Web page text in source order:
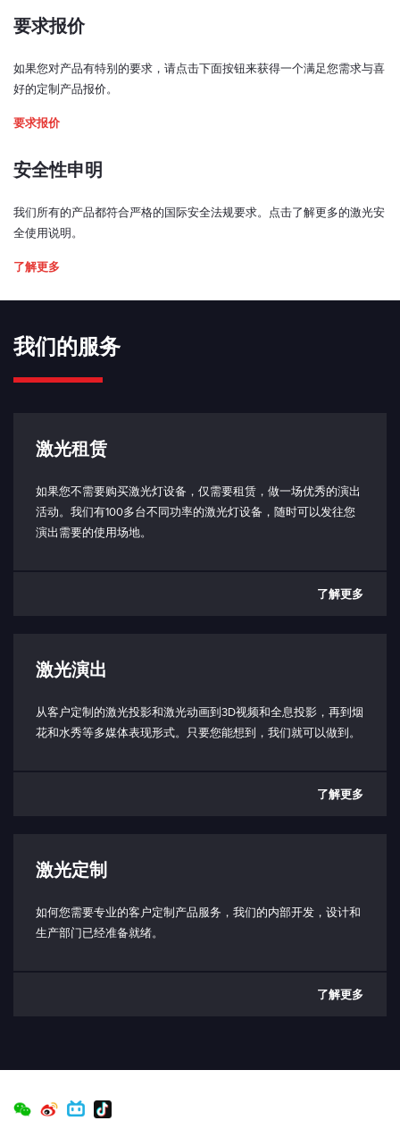
要求报价
如果您对产品有特别的要求，请点击下面按钮来获得一个满足您需求与喜
好的定制产品报价。
要求报价
安全性申明
我们所有的产品都符合严格的国际安全法规要求。点击了解更多的激光安
全使用说明。
了解更多
我们的服务
激光租赁
如果您不需要购买激光灯设备，仅需要租赁，做一场优秀的演出
活动。我们有100多台不同功率的激光灯设备，随时可以发往您
演出需要的使用场地。
了解更多
激光演出
从客户定制的激光投影和激光动画到3D视频和全息投影，再到烟
花和水秀等多媒体表现形式。只要您能想到，我们就可以做到。
了解更多
激光定制
如何您需要专业的客户定制产品服务，我们的内部开发，设计和
生产部门已经准备就绪。
了解更多